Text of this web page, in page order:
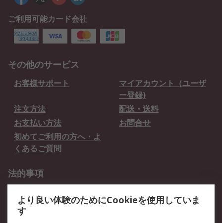
ご利用可能カード会社
その他のサービス
お客様サポート
マイアカウント（ユーザ
ー登録)
注文方法
配送・送料
お支払い方法
お問合せ
初めてご利用の方へ・よ
くあるご質問
法的事項
クッキーポリシー
より良い体験のためにCookieを使用していま
す